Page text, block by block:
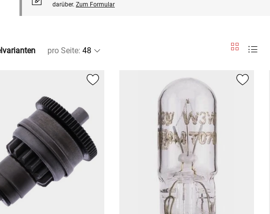
darüber. Zum Formular
pro Seite: